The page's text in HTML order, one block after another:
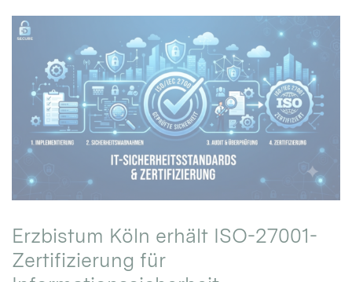
Erzbistum Köln erhält ISO-27001-
Zertifizierung für